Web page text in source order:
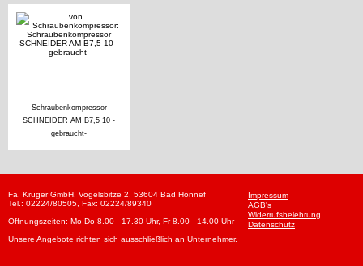
Schraubenkompressor
SCHNEIDER AM B7,5 10 -
gebraucht-
Fa. Krüger GmbH, Vogelsbitze 2, 53604 Bad Honnef
Tel.: 02224/80505, Fax: 02224/89340
Öffnungszeiten: Mo-Do 8.00 - 17.30 Uhr, Fr 8.00 - 14.00 Uhr
Unsere Angebote richten sich ausschließlich an Unternehmer.
Impressum
AGB's
Widerrufsbelehrung
Datenschutz